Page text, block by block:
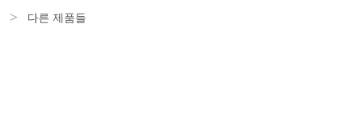
다른 제품들